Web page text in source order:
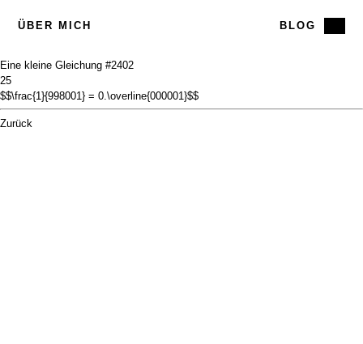
ÜBER MICH BLOG
Eine kleine Gleichung #2402
25
$$\frac{1}{998001} = 0.\overline{000001}$$
Zurück